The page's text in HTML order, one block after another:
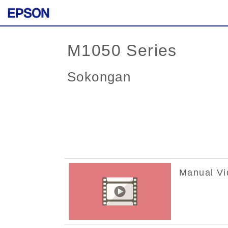
M1050 Series
Sokongan